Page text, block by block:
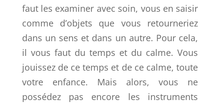
faut les examiner avec soin, vous en saisir
comme d’objets que vous retourneriez
dans un sens et dans un autre. Pour cela,
il vous faut du temps et du calme. Vous
jouissez de ce temps et de ce calme, toute
votre enfance. Mais alors, vous ne
possédez pas encore les instruments